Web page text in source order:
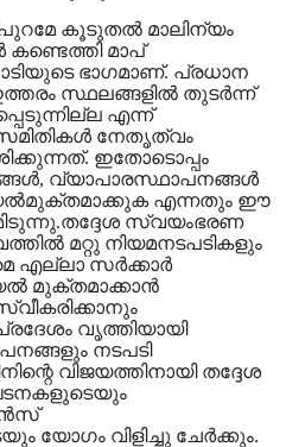
പുറമേ കൂടുതല്‍ മാലിന്യം
മാപ്
ഭാഗമാണ്. പ്രധാന
സ്ഥലങ്ങളില്‍ തുടര്‍ന്ന്
എന്ന്
സമിതികള്‍ നേതൃത്വം
ഇതോടൊപ്പം
വ്യാപാരസ്ഥാപനങ്ങള്‍
എന്നതും ഈ
സ്വയംഭരണ
മറ്റു നിയമനടപടികളും
എല്ലാ സര്‍ക്കാര്‍
മുക്തമാക്കാന്‍
പ്രദേശം വൃത്തിയായി
നടപടി
വിജയത്തിനായി തദ്ദേശ
വിളിച്ചു ചേര്‍ക്കും.